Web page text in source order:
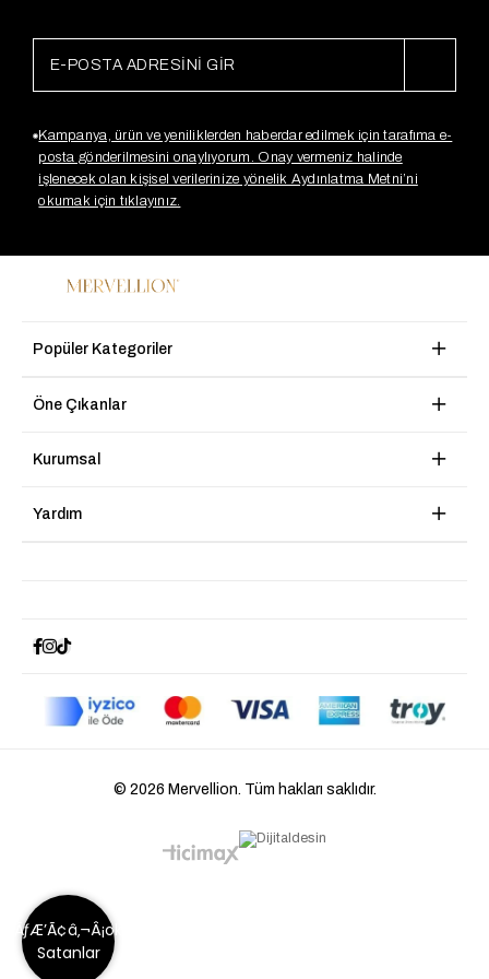
Kampanya, ürün ve yeniliklerden haberdar edilmek için tarafıma e-
posta gönderilmesini onaylıyorum. Onay vermeniz halinde
işlenecek olan kişisel verilerinize yönelik Aydınlatma Metni’ni
okumak için tıklayınız.
Popüler Kategoriler
Öne Çıkanlar
Kurumsal
Yardım
© 2026 Mervellion. Tüm hakları saklıdır.
ÃƒÆ’Ã¢â‚¬Â¡ok
Satanlar